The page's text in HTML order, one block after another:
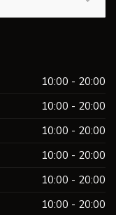
10:00 - 20:00
10:00 - 20:00
10:00 - 20:00
10:00 - 20:00
10:00 - 20:00
10:00 - 20:00